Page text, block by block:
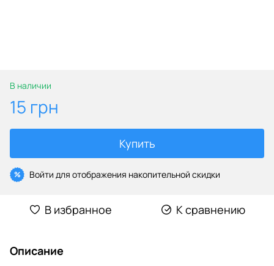
В наличии
15 грн
Купить
% Войти для отображения накопительной скидки
В избранное К сравнению
Описание